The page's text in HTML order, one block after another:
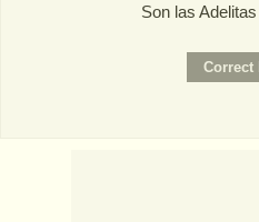
Son las